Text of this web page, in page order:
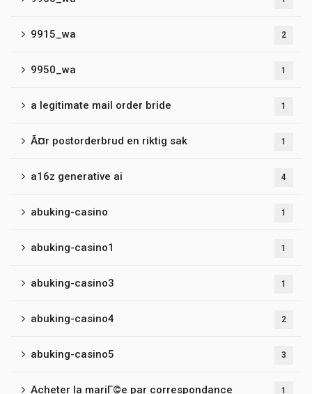
9915_wa 2
9950_wa 1
a legitimate mail order bride 1
Ã¤r postorderbrud en riktig sak 1
a16z generative ai 4
abuking-casino 1
abuking-casino1 1
abuking-casino3 1
abuking-casino4 2
abuking-casino5 3
Acheter la mariГ©e par correspondance 1